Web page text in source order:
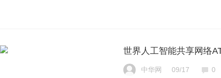
世界人工智能共享网络
中华网 09/17 0